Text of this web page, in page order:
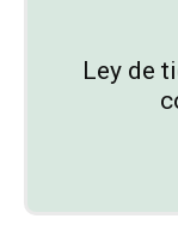
Ley de